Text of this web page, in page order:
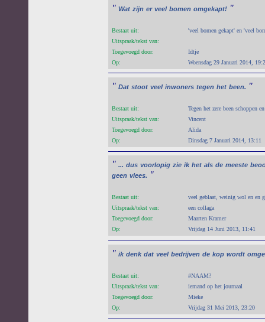
" Wat zijn er veel bomen omgekapt! "
Bestaat uit:
'veel bomen gekapt' en 'veel
Uitspraak/tekst van:
Toegevoegd door:
Idtje
Op:
Woensdag 29 Januari 2014,
" Dat stoot veel inwoners tegen het been. "
Bestaat uit:
Tegen het zere been schoppen
Uitspraak/tekst van:
Vincent
Toegevoegd door:
Alida
Op:
Dinsdag 7 Januari 2014, 13:11
" ... dus voorlopig zie ik het als de meeste
geen vlees. "
Bestaat uit:
veel geblaat, weinig wol en en
Uitspraak/tekst van:
een collaga
Toegevoegd door:
Maarten Kramer
Op:
Vrijdag 14 Juni 2013, 11:41
" ik denk dat veel bedrijven de kop wordt
Bestaat uit:
#NAAM?
Uitspraak/tekst van:
iemand op het journaal
Toegevoegd door:
Mieke
Op:
Vrijdag 31 Mei 2013, 23:20